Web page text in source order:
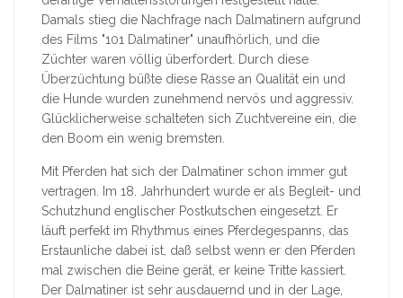
Damals stieg die Nachfrage nach Dalmatinern aufgrund
des Films "101 Dalmatiner" unaufhörlich, und die
Züchter waren völlig überfordert. Durch diese
Überzüchtung büßte diese Rasse an Qualität ein und
die Hunde wurden zunehmend nervös und aggressiv.
Glücklicherweise schalteten sich Zuchtvereine ein, die
den Boom ein wenig bremsten.
Mit Pferden hat sich der Dalmatiner schon immer gut
vertragen. Im 18. Jahrhundert wurde er als Begleit- und
Schutzhund englischer Postkutschen eingesetzt. Er
läuft perfekt im Rhythmus eines Pferdegespanns, das
Erstaunliche dabei ist, daß selbst wenn er den Pferden
mal zwischen die Beine gerät, er keine Tritte kassiert.
Der Dalmatiner ist sehr ausdauernd und in der Lage,